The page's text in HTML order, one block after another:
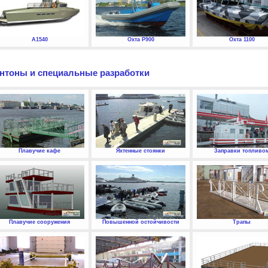
А1540 Охта P900 Охта 1100
и специальные разработки
Плавучие кафе Яхтенные стоянки Заправки
Плавучие сооружения Повышенной остойчивости Трапы